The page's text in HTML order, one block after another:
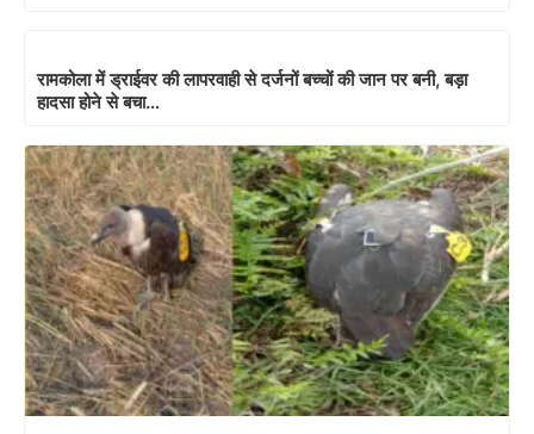
रामकोला में ड्राईवर की लापरवाही से दर्जनों बच्चों की जान पर बनी, बड़ा
हादसा होने से बचा…